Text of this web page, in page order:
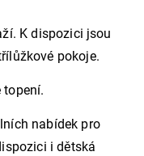
K dispozici jsou
pokoje.
topení.
nabídek pro
i dětská